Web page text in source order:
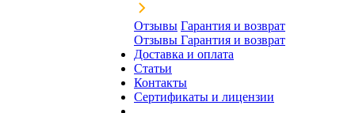
Отзывы Гарантия и возврат
Отзывы Гарантия и возврат
Доставка и оплата
Статьи
Контакты
Сертификаты и лицензии